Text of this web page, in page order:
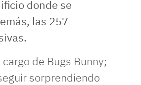
donde se
las 257
de Bugs Bunny;
sorprendiendo